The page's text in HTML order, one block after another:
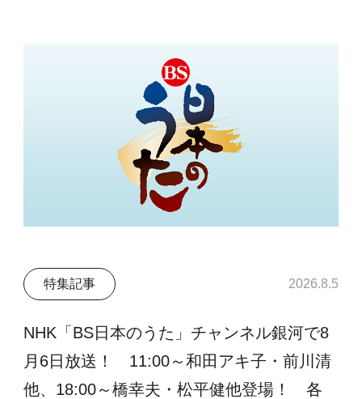
特集記事 2026.8.5
NHK「BS日本のうた」チャンネル銀河で8
月6日放送！ 11:00～和田アキ子・前川清
他、18:00～橋幸夫・松平健他登場！ 各